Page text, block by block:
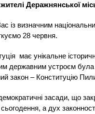
Деражнянської
із визначним
28 червня.
має унікальне
державним устроєм була
закон – Конституцію
засади, що
а дух